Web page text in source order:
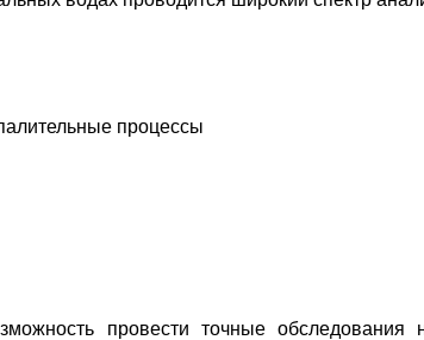
процессы
провести точные обследования